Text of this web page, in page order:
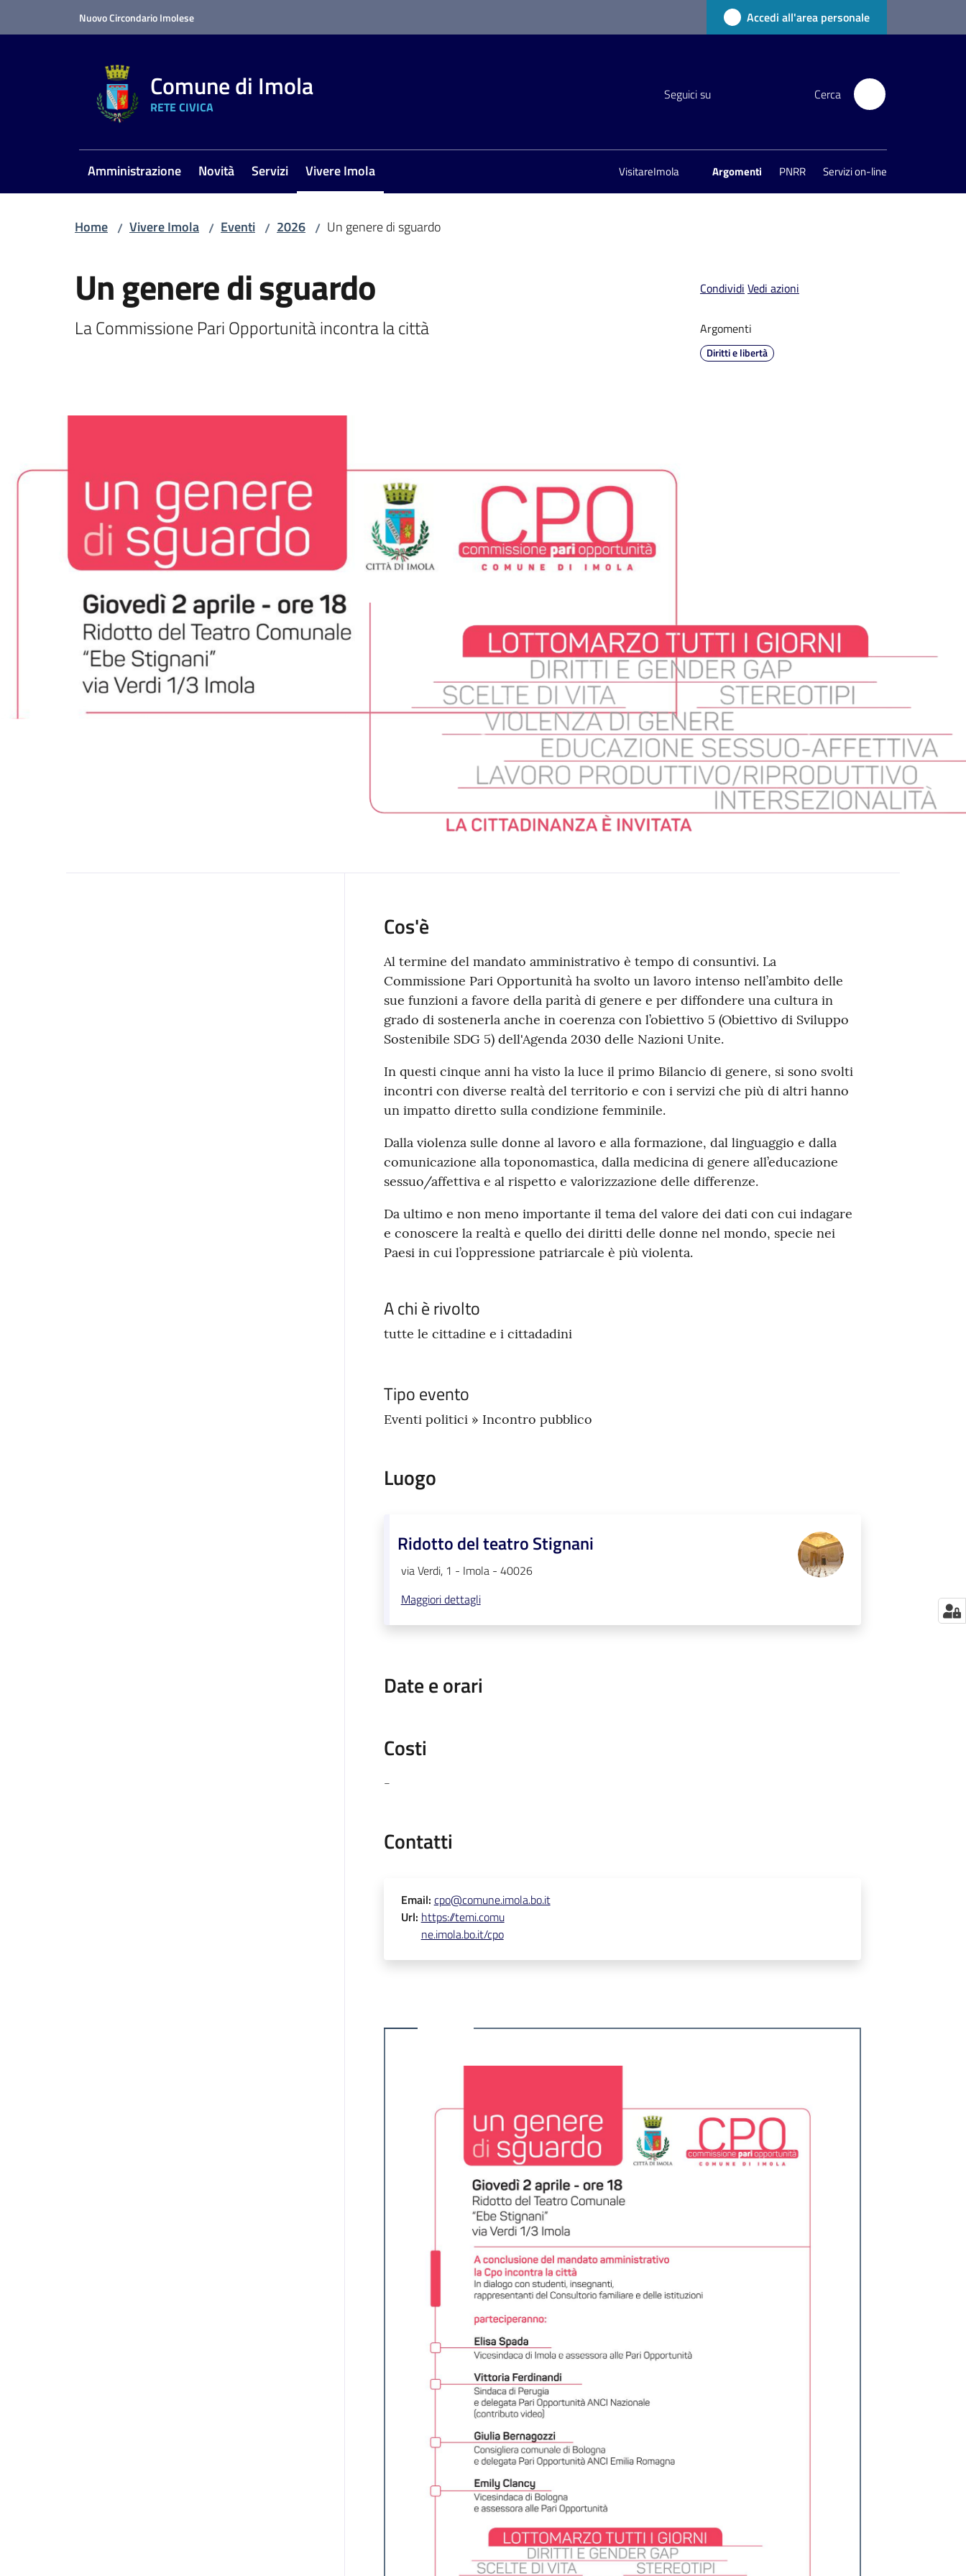
Nuovo Circondario Imolese Accedi all'area personale
Comune di Imola
RETE CIVICA
Seguici su Cerca
Amministrazione Novità Servizi Vivere Imola
Menu selezionato VisitareImola Argomenti PNRR Servizi on-line
Home / Vivere Imola / Eventi / 2026 / Un genere di sguardo
Un genere di sguardo
La Commissione Pari Opportunità incontra la città
Condividi Vedi azioni
Argomenti
Diritti e libertà
Cos'è
Al termine del mandato amministrativo è tempo di consuntivi. La
Commissione Pari Opportunità ha svolto un lavoro intenso nell’ambito delle
sue funzioni a favore della parità di genere e per diffondere una cultura in
grado di sostenerla anche in coerenza con l’obiettivo 5 (Obiettivo di Sviluppo
Sostenibile SDG 5) dell'Agenda 2030 delle Nazioni Unite.
In questi cinque anni ha visto la luce il primo Bilancio di genere, si sono svolti
incontri con diverse realtà del territorio e con i servizi che più di altri hanno
un impatto diretto sulla condizione femminile.
Dalla violenza sulle donne al lavoro e alla formazione, dal linguaggio e dalla
comunicazione alla toponomastica, dalla medicina di genere all’educazione
sessuo/affettiva e al rispetto e valorizzazione delle differenze.
Da ultimo e non meno importante il tema del valore dei dati con cui indagare
e conoscere la realtà e quello dei diritti delle donne nel mondo, specie nei
Paesi in cui l’oppressione patriarcale è più violenta.
A chi è rivolto
tutte le cittadine e i cittadadini
Tipo evento
Eventi politici » Incontro pubblico
Luogo
Ridotto del teatro Stignani
via Verdi, 1 - Imola - 40026
Maggiori dettagli
Date e orari
Costi
-
Contatti
Email: cpo@comune.imola.bo.it
Url: https://temi.comu
ne.imola.bo.it/cpo